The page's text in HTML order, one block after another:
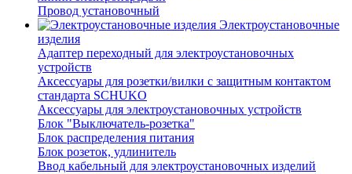
Провод установочный
Электроустановочные
изделия
Адаптер переходный для электроустановочных
устройств
Аксессуары для розетки/вилки с защитным контактом
стандарта SCHUKO
Аксессуары для электроустановочных устройств
Блок "Выключатель-розетка"
Блок распределения питания
Блок розеток, удлинитель
Ввод кабельный для электроустановочных изделий